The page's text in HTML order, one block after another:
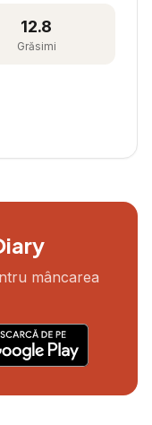
12.8
Grăsimi
mâncarea